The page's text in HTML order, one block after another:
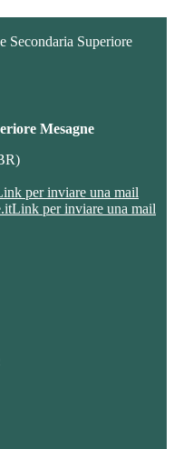
Secondaria Superiore
Mesagne
per inviare una mail
Link per inviare una mail